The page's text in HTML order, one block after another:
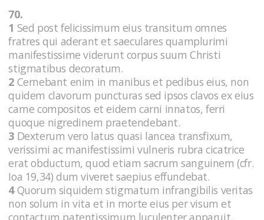
70.
1 Sed post felicissimum eius transitum omnes
fratres qui aderant et saeculares quamplurimi
manifestissime viderunt corpus suum Christi
stigmatibus decoratum.
2 Cernebant enim in manibus et pedibus eius, non
quidem clavorum puncturas sed ipsos clavos ex eius
carne compositos et eidem carni innatos, ferri
quoque nigredinem praetendebant.
3 Dexterum vero latus quasi lancea transfixum,
verissimi ac manifestissimi vulneris rubra cicatrice
erat obductum, quod etiam sacrum sanguinem (cfr.
Ioa 19,34) dum viveret saepius effundebat.
4Quorum siquidem stigmatum infrangibilis veritas
non solum in vita et in morte eius per visum et
contactum patentissimum luculenter apparuit,